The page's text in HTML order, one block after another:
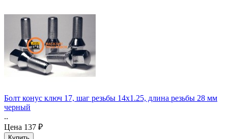
Болт конус ключ 17, шаг резьбы 14x1.25, длина резьбы 28 мм
черный
..
Цена 137 ₽